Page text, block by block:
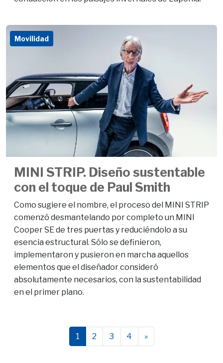
Movilidad
MINI STRIP. Diseño sustentable
con el toque de Paul Smith
Como sugiere el nombre, el proceso del MINI STRIP
comenzó desmantelando por completo un MINI
Cooper SE de tres puertas y reduciéndolo a su
esencia estructural. Sólo se definieron,
implementaron y pusieron en marcha aquellos
elementos que el diseñador consideró
absolutamente necesarios, con la sustentabilidad
en el primer plano.
1 2 3 4 »